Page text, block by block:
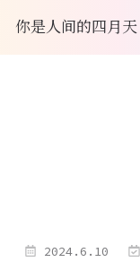
你是人间的四月天
2024.6.10